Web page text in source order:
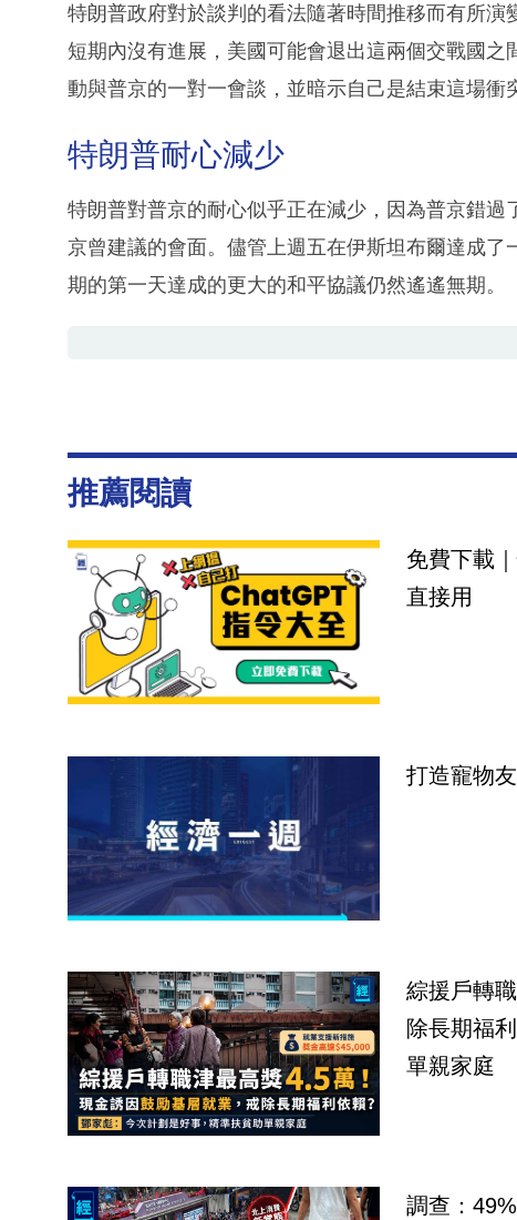
特朗普政府對於談判的看法隨著時間推移而有所
短期內沒有進展，美國可能會退出這兩個交戰國
動與普京的一對一會談，並暗示自己是結束這場衝
特朗普耐心減少
特朗普對普京的耐心似乎正在減少，因為普京錯
京曾建議的會面。儘管上週五在伊斯坦布爾達成
期的第一天達成的更大的和平協議仍然遙遙無期。
推薦閱讀
免費下載
直接用
打造寵物
綜援戶轉
除長期福
單親家庭
調查：